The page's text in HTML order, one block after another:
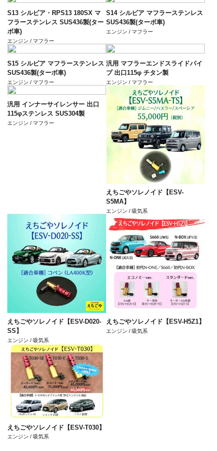
S13 シルビア・RPS13 180SX マ
フラーステンレス SUS436製(ター
ボ車)
エンジン / マフラー
S14 シルビア マフラーステンレス
SUS436製(ターボ車)
エンジン / マフラー
S15 シルビア マフラーステンレス
SUS436製(ターボ車)
エンジン / マフラー
汎用 マフラーエンドスライドパイ
プ 出口115φ チタン製
エンジン / マフラー
汎用 インナーサイレンサー 出口
115φステンレス SUS304製
エンジン / マフラー
えちごやソレノイド【ESV-
S5MA】
エンジン / 吸気系
えちごやソレノイド【ESV-D020-
SS】
エンジン / 吸気系
えちごやソレノイド【ESV-H5Z1】
エンジン / 吸気系
えちごやソレノイド【ESV-T030】
エンジン / 吸気系